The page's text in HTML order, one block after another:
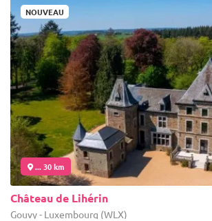
NOUVEAU
... 30 km
Château de Lihérin
Gouvy - Luxembourg (WLX)